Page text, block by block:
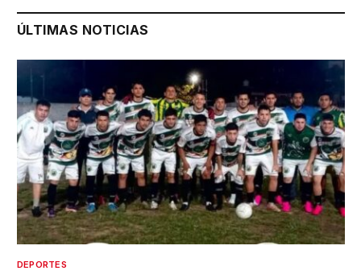
ÚLTIMAS NOTICIAS
DEPORTES